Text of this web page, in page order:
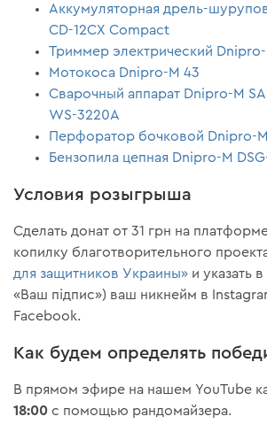
Аккумуляторная дрель-
CD-12CX Compact
Триммер электрический Dnipro-
Мотокоса Dnipro-M 43
Сварочный аппарат Dnipro-M
WS-3220A
Перфоратор бочковой Dnipro-
Бензопила цепная Dnipro-M
Условия розыгрыша
Сделать донат от 31 грн на
копилку благотворительного
для защитников Украины» и указать
«Ваш підпис») ваш никнейм в
Facebook.
Как будем определять
В прямом эфире на нашем YouTube
18:00 с помощью рандомайзера.